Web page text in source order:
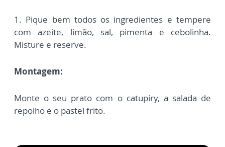
1. Pique bem todos os ingredientes e tempere
com azeite, limão, sal, pimenta e cebolinha.
Misture e reserve.
Montagem:
Monte o seu prato com o catupiry, a salada de
repolho e o pastel frito.